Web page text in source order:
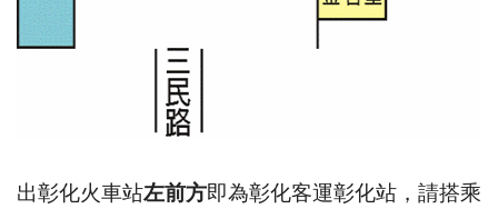
出彰化火車站左前方即為彰化客運彰化站，請搭乘